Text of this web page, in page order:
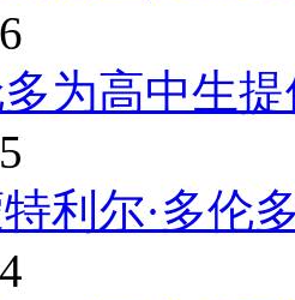
为高中生
特利尔·多伦